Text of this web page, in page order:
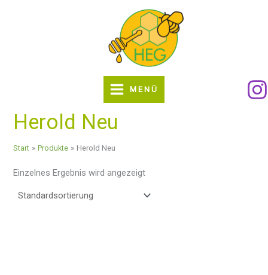
MENÜ
Herold Neu
Start Produkte Herold Neu
Einzelnes Ergebnis wird angezeigt